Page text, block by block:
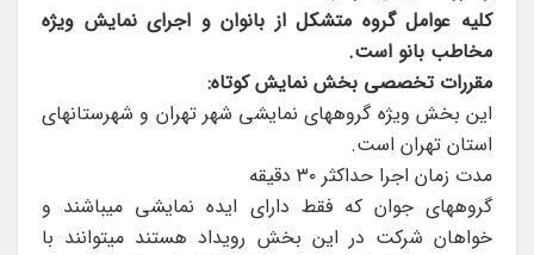
کلیه عوامل گروه متشکل از بانوان و اجرای نمایش ویژه
مخاطب بانو است.
مقررات تخصصی بخش نمایش کوتاه:
این بخش ویژه گروه­های نمایشی شهر تهران و شهرستان­های
استان تهران است.
مدت زمان اجرا حداکثر ۳۰ دقیقه
گروه­های جوان که فقط دارای ایده نمایشی می­باشند و
خواهان شرکت در این بخش رویداد هستند می­توانند با